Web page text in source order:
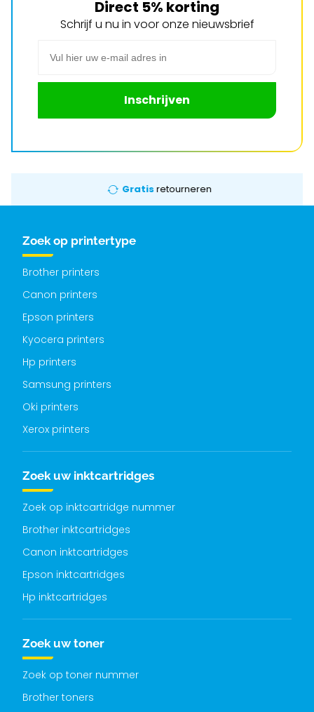
Direct 5% korting
Schrijf u nu in voor onze nieuwsbrief
Inschrijven
Gratisretourneren
Zoek op printertype
Brother printers
Canon printers
Epson printers
Kyocera printers
Hp printers
Samsung printers
Oki printers
Xerox printers
Zoek uw inktcartridges
Zoek op inktcartridge nummer
Brother inktcartridges
Canon inktcartridges
Epson inktcartridges
Hp inktcartridges
Zoek uw toner
Zoek op toner nummer
Brother toners